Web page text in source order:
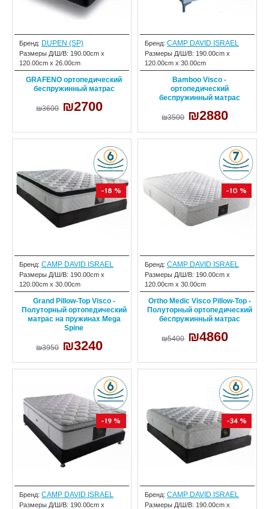
Бренд: DUPEN (SP)
Размеры Д/Ш/В: 190.00cm x
120.00cm x 26.00cm
GRAFENO ортопедический
беспружинный матрас
₪3600 ₪2700
Бренд: CAMP DAVID ISRAEL
Размеры Д/Ш/В: 190.00cm x
120.00cm x 30.00cm
Bamboo Visco -
ортопедический
беспружинный матрас
₪3500 ₪2880
-18 %
Бренд: CAMP DAVID ISRAEL
Размеры Д/Ш/В: 190.00cm x
120.00cm x 30.00cm
Grand Pillow-Top Visco -
Полуторный ортопедический
матрас на пружинах Mega
Spine
₪3950 ₪3240
-10 %
Бренд: CAMP DAVID ISRAEL
Размеры Д/Ш/В: 190.00cm x
120.00cm x 30.00cm
Ortho Medic Visco Pillow-Top -
Полуторный ортопедический
беспружинный матрас
₪5400 ₪4860
-19 %
Бренд: CAMP DAVID ISRAEL
Размеры Д/Ш/В: 190.00cm x
-34 %
Бренд: CAMP DAVID ISRAEL
Размеры Д/Ш/В: 190.00cm x